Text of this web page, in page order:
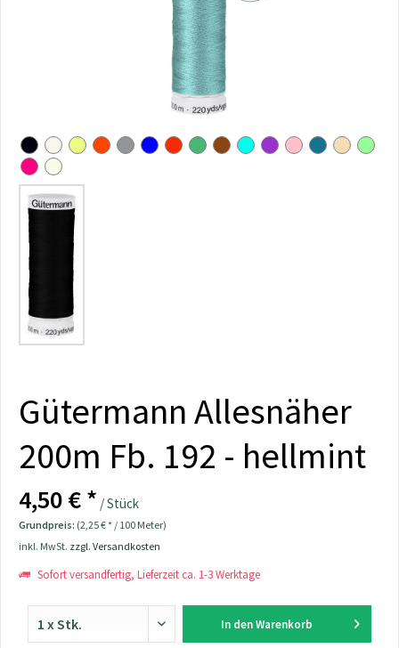
Gütermann Allesnäher
200m Fb. 192 - hellmint
4,50 € * / Stück
Grundpreis: (2,25 € * / 100 Meter)
inkl. MwSt. zzgl. Versandkosten
Sofort versandfertig, Lieferzeit ca. 1-3 Werktage
In den Warenkorb